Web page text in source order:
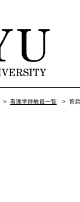
> 看護学群教員一覧 > 菅